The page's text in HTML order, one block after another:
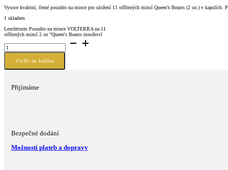
Vysoce kvalitní, černé pouzdro na mince pro uložení 11 stříbrných mincí Queen’s Beasts (2 oz.) v
1 skladem
Leuchtturm Pouzdro na mince VOLTERRA na 11
stříbrných mincí 2 oz "Queen's Beasts množství
Vložit do košíku
Přijímáme
Bezpečné dodání
Možnosti plateb a dopravy